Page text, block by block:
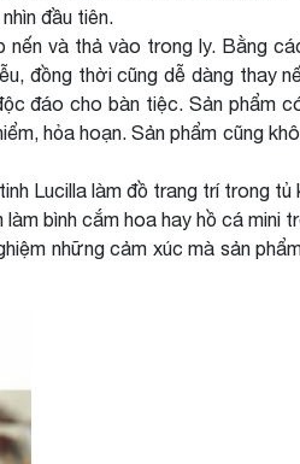
đầu tiên.
và thả vào trong ly. Bằng
đồng thời cũng dễ dàng thay
đáo cho bàn tiệc. Sản phẩm
hỏa hoạn. Sản phẩm cũng
Lucilla làm đồ trang trí trong tủ
bình cắm hoa hay hồ cá mini
những cảm xúc mà sản